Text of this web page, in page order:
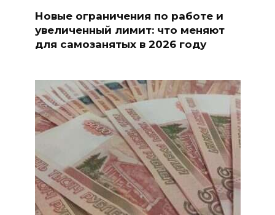
Новые ограничения по работе и
увеличенный лимит: что меняют
для самозанятых в 2026 году